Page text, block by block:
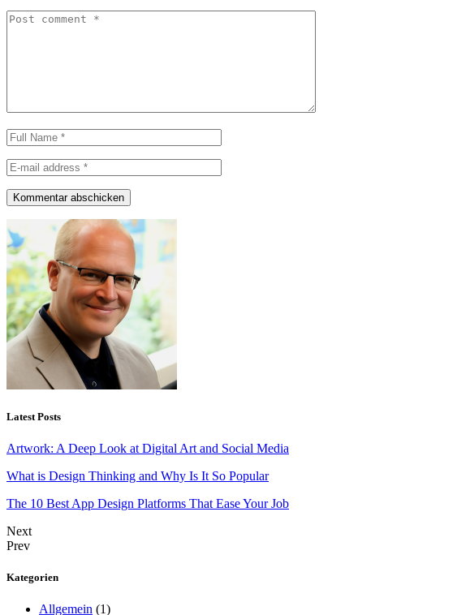
Latest Posts
Artwork: A Deep Look at Digital Art and Social Media
What is Design Thinking and Why Is It So Popular
The 10 Best App Design Platforms That Ease Your Job
Next
Prev
Kategorien
Allgemein (1)